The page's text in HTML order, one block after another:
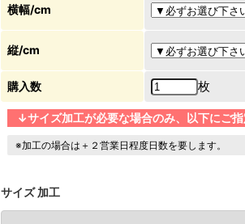
横幅/cm
縦/cm
購入数 枚
↓サイズ加工が必要な場合のみ、以下にご
※加工の場合は＋２営業日程度日数を要します。
サイズ 加工